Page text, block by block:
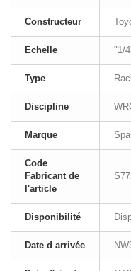
Constructeur
Echelle "1/
Type
Discipline
Marque
Code
Fabricant de
l'article
Disponibilité
Date d arrivée